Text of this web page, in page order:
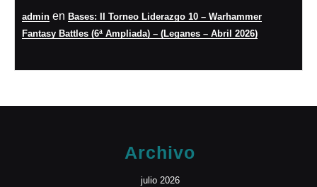
admin en Bases: II Torneo Liderazgo 10 – Warhammer
Fantasy Battles (6ª Ampliada) – (Leganes – Abril 2026)
Archivo
julio 2026